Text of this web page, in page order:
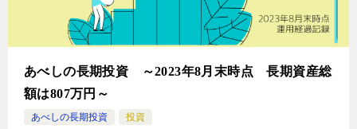
あべしの長期投資 ～2023年8月末時点 長期資産総
額は807万円～
あべしの長期投資 投資